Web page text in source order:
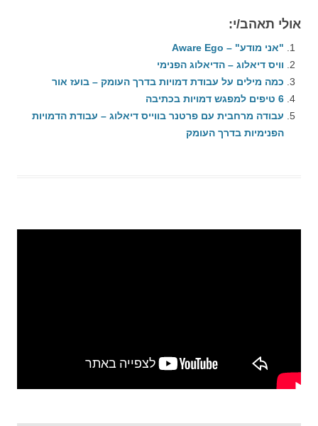
אולי תאהב/י:
"אני מודע" – Aware Ego
וויס דיאלוג – הדיאלוג הפנימי
כמה מילים על עבודת דמויות בדרך העומק – בועז אור
6 טיפים למפגש דמויות בכתיבה
עבודה מרחבית עם פרטנר בווייס דיאלוג – עבודת הדמויות
הפנימיות בדרך העומק